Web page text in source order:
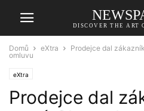
DISCOVER THE ART
Domů eXtra
Prodejce dal
omluvu
eXtra
Prodejce dal